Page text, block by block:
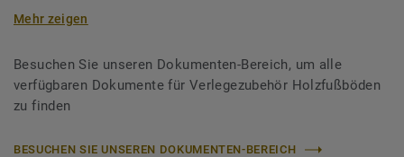
Mehr zeigen
Besuchen Sie unseren Dokumenten-Bereich, um alle
verfügbaren Dokumente für Verlegezubehör Holzfußböden
zu finden
BESUCHEN SIE UNSEREN DOKUMENTEN-BEREICH